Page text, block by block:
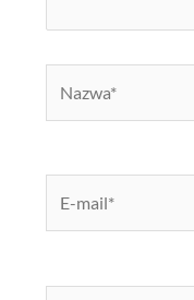
mail*